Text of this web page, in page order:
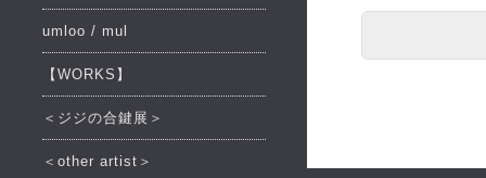
umloo / mul
【WORKS】
＜ジジの合鍵展＞
＜other artist＞